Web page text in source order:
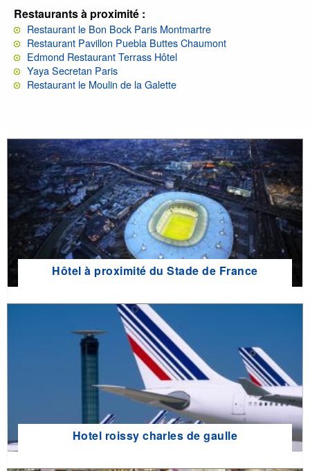
Restaurants à proximité :
Restaurant le Bon Bock Paris Montmartre
Restaurant Pavillon Puebla Buttes Chaumont
Edmond Restaurant Terrass Hôtel
Yaya Secretan Paris
Restaurant le Moulin de la Galette
Hôtel à proximité du Stade de France
Hotel roissy charles de gaulle